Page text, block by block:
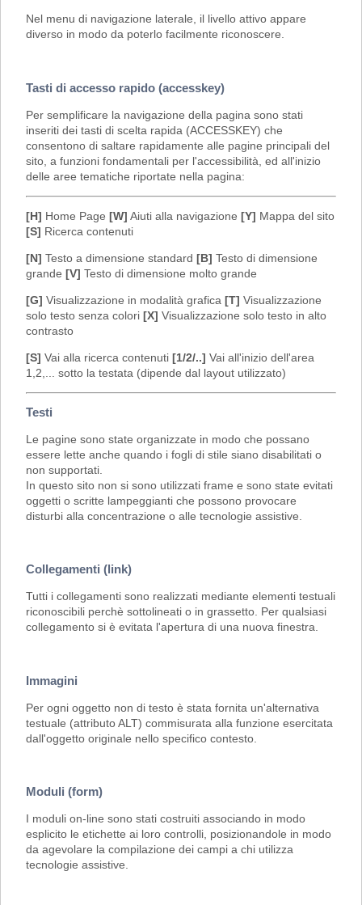
Nel menu di navigazione laterale, il livello attivo appare
diverso in modo da poterlo facilmente riconoscere.
Tasti di accesso rapido (accesskey)
Per semplificare la navigazione della pagina sono stati
inseriti dei tasti di scelta rapida (ACCESSKEY) che
consentono di saltare rapidamente alle pagine principali del
sito, a funzioni fondamentali per l'accessibilità, ed all'inizio
delle aree tematiche riportate nella pagina:
[H] Home Page [W] Aiuti alla navigazione [Y] Mappa del sito
[S] Ricerca contenuti
[N] Testo a dimensione standard [B] Testo di dimensione
grande [V] Testo di dimensione molto grande
[G] Visualizzazione in modalità grafica [T] Visualizzazione
solo testo senza colori [X] Visualizzazione solo testo in alto
contrasto
[S] Vai alla ricerca contenuti [1/2/..] Vai all'inizio dell'area
1,2,... sotto la testata (dipende dal layout utilizzato)
Testi
Le pagine sono state organizzate in modo che possano
essere lette anche quando i fogli di stile siano disabilitati o
non supportati.
In questo sito non si sono utilizzati frame e sono state evitati
oggetti o scritte lampeggianti che possono provocare
disturbi alla concentrazione o alle tecnologie assistive.
Collegamenti (link)
Tutti i collegamenti sono realizzati mediante elementi testuali
riconoscibili perchè sottolineati o in grassetto. Per qualsiasi
collegamento si è evitata l'apertura di una nuova finestra.
Immagini
Per ogni oggetto non di testo è stata fornita un'alternativa
testuale (attributo ALT) commisurata alla funzione esercitata
dall'oggetto originale nello specifico contesto.
Moduli (form)
I moduli on-line sono stati costruiti associando in modo
esplicito le etichette ai loro controlli, posizionandole in modo
da agevolare la compilazione dei campi a chi utilizza
tecnologie assistive.